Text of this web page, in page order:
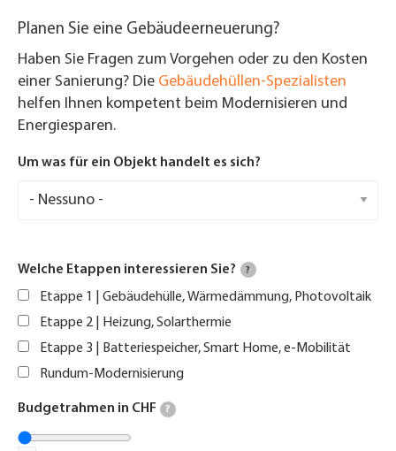
Planen Sie eine Gebäudeerneuerung?
Haben Sie Fragen zum Vorgehen oder zu den Kosten
einer Sanierung? Die Gebäudehüllen-Spezialisten
helfen Ihnen kompetent beim Modernisieren und
Energiesparen.
Um was für ein Objekt handelt es sich?
Welche Etappen interessieren Sie? ?
Etappe 1 | Gebäudehülle, Wärmedämmung, Photovoltaik
Etappe 2 | Heizung, Solarthermie
Etappe 3 | Batteriespeicher, Smart Home, e-Mobilität
Rundum-Modernisierung
Budgetrahmen in CHF ?